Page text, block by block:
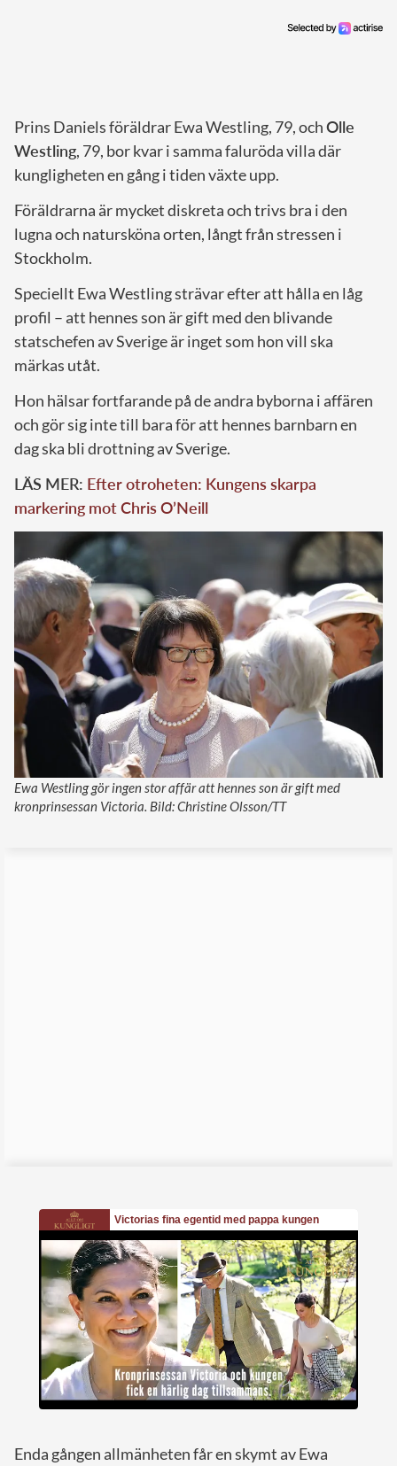
Prins Daniels föräldrar Ewa Westling, 79, ochOlle
Westling, 79, bor kvar i samma faluröda villa där
kungligheten en gång i tiden växte upp.
Föräldrarna är mycket diskreta och trivs bra i den
lugna och natursköna orten, långt från stressen i
Stockholm.
Speciellt Ewa Westling strävar efter att hålla en låg
profil – att hennes son är gift med den blivande
statschefen av Sverige är inget som hon vill ska
märkas utåt.
Hon hälsar fortfarande på de andra byborna i affären
och gör sig inte till bara för att hennes barnbarn en
dag ska bli drottning av Sverige.
LÄS MER: Efter otroheten: Kungens skarpa
markering mot Chris O’Neill
Ewa Westling gör ingen stor affär att hennes son är gift med
kronprinsessan Victoria. Bild: Christine Olsson/TT
Enda gången allmänheten får en skymt av Ewa